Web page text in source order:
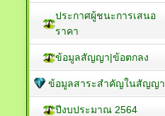
ประกาศผู้ชนะการเสนอ
ราคา
ข้อมูลสัญญา|ข้อตกลง
ข้อมูลสาระสำคัญในสัญญา
ปีงบประมาณ 2564